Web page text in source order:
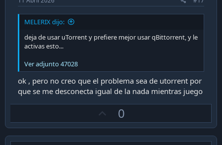
MELERIX dijo:
deja de usar uTorrent y prefiere mejor usar qBittorrent, y le
activas esto...
Ver adjunto 47028
ok , pero no creo que el problema sea de utorrent por
que se me desconecta igual de la nada mientras juego
p
v
0